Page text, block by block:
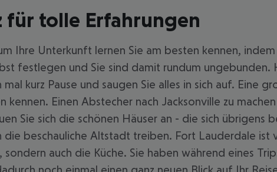
für tolle Erfahrungen
Ihre Unterkunft lernen Sie am besten kennen, indem
festlegen und Sie sind damit rundum
kurz Pause und saugen Sie alles in sich auf. Eine
kennen. Einen Abstecher nach Jacksonville zu
Sie sich die schönen Häuser an - die sich
die beschauliche Altstadt treiben. Fort Lauderdale
auch die Küche. Sie haben während eines